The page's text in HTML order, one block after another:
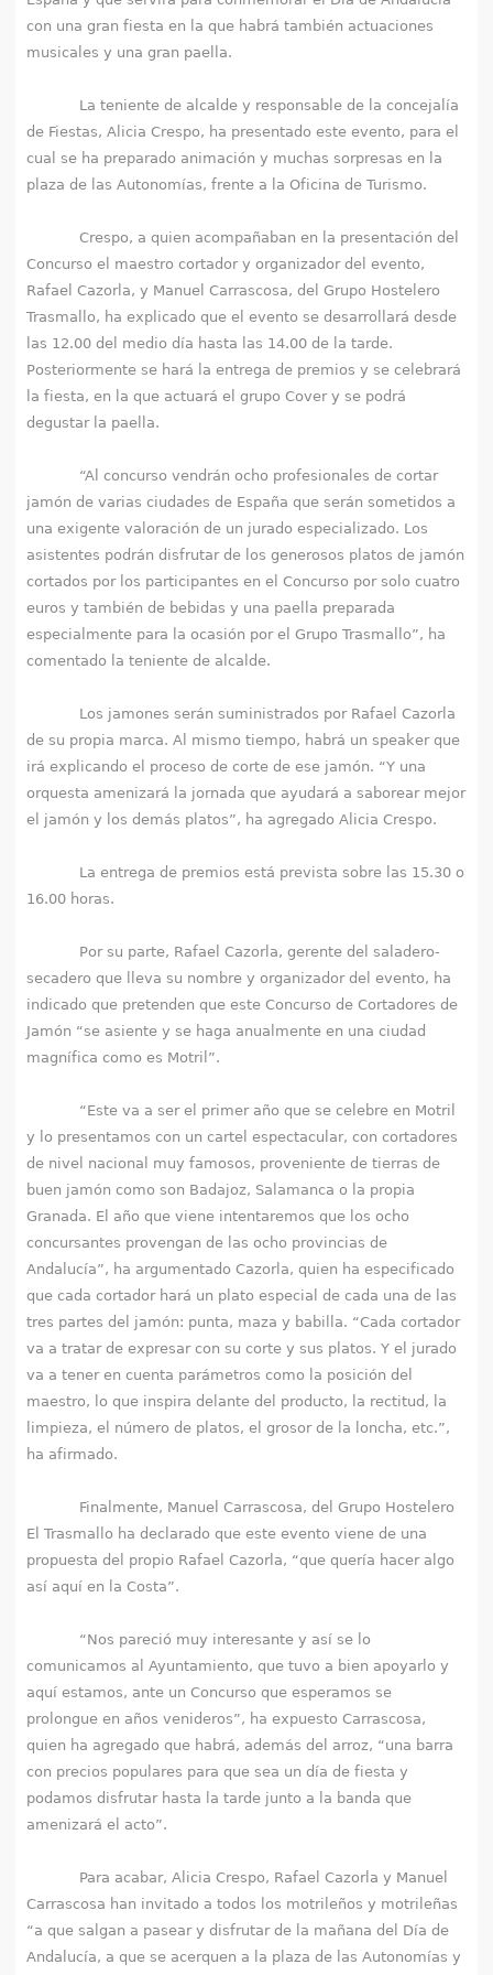
q
u
con una gran fiesta en la que habrá también actuaciones
musicales y una gran paella.
La teniente de alcalde y responsable de la concejalía
de Fiestas, Alicia Crespo, ha presentado este evento, para el
cual se ha preparado animación y muchas sorpresas en la
plaza de las Autonomías, frente a la Oficina de Turismo.
Crespo, a quien acompañaban en la presentación del
Concurso el maestro cortador y organizador del evento,
Rafael Cazorla, y Manuel Carrascosa, del Grupo Hostelero
Trasmallo, ha explicado que el evento se desarrollará desde
las 12.00 del medio día hasta las 14.00 de la tarde.
Posteriormente se hará la entrega de premios y se celebrará
la fiesta, en la que actuará el grupo Cover y se podrá
degustar la paella.
“Al concurso vendrán ocho profesionales de cortar
jamón de varias ciudades de España que serán sometidos a
una exigente valoración de un jurado especializado. Los
asistentes podrán disfrutar de los generosos platos de jamón
cortados por los participantes en el Concurso por solo cuatro
euros y también de bebidas y una paella preparada
especialmente para la ocasión por el Grupo Trasmallo”, ha
comentado la teniente de alcalde.
Los jamones serán suministrados por Rafael Cazorla
de su propia marca. Al mismo tiempo, habrá un speaker que
irá explicando el proceso de corte de ese jamón. “Y una
orquesta amenizará la jornada que ayudará a saborear mejor
el jamón y los demás platos”, ha agregado Alicia Crespo.
La entrega de premios está prevista sobre las 15.30 o
16.00 horas.
Por su parte, Rafael Cazorla, gerente del saladero-
secadero que lleva su nombre y organizador del evento, ha
indicado que pretenden que este Concurso de Cortadores de
Jamón “se asiente y se haga anualmente en una ciudad
magnífica como es Motril”.
“Este va a ser el primer año que se celebre en Motril
y lo presentamos con un cartel espectacular, con cortadores
de nivel nacional muy famosos, proveniente de tierras de
buen jamón como son Badajoz, Salamanca o la propia
Granada. El año que viene intentaremos que los ocho
concursantes provengan de las ocho provincias de
Andalucía”, ha argumentado Cazorla, quien ha especificado
que cada cortador hará un plato especial de cada una de las
tres partes del jamón: punta, maza y babilla. “Cada cortador
va a tratar de expresar con su corte y sus platos. Y el jurado
va a tener en cuenta parámetros como la posición del
maestro, lo que inspira delante del producto, la rectitud, la
limpieza, el número de platos, el grosor de la loncha, etc.”,
ha afirmado.
Finalmente, Manuel Carrascosa, del Grupo Hostelero
El Trasmallo ha declarado que este evento viene de una
propuesta del propio Rafael Cazorla, “que quería hacer algo
así aquí en la Costa”.
“Nos pareció muy interesante y así se lo
comunicamos al Ayuntamiento, que tuvo a bien apoyarlo y
aquí estamos, ante un Concurso que esperamos se
prolongue en años venideros”, ha expuesto Carrascosa,
quien ha agregado que habrá, además del arroz, “una barra
con precios populares para que sea un día de fiesta y
podamos disfrutar hasta la tarde junto a la banda que
amenizará el acto”.
Para acabar, Alicia Crespo, Rafael Cazorla y Manuel
Carrascosa han invitado a todos los motrileños y motrileñas
“a que salgan a pasear y disfrutar de la mañana del Día de
Andalucía, a que se acerquen a la plaza de las Autonomías y